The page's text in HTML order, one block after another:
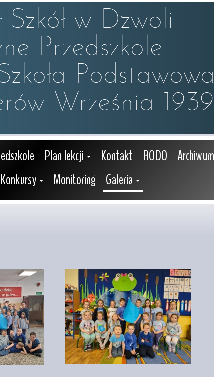
Szkół w Dzwoli
Przedszkole
Podstawowa
Września 1939
Plan lekcji Kontakt RODO Archiwum
Konkursy Monitoring Galeria